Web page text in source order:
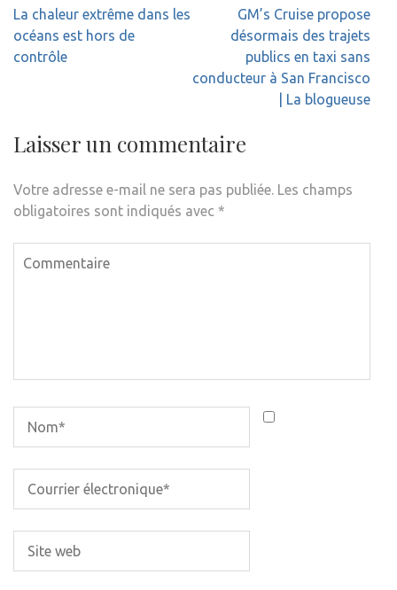
Navigation
de
l’article
La chaleur extrême dans les
océans est hors de
contrôle
GM’s Cruise propose
désormais des trajets
publics en taxi sans
conducteur à San Francisco
| La blogueuse
Laisser un commentaire
Votre adresse e-mail ne sera pas publiée. Les champs
obligatoires sont indiqués avec *